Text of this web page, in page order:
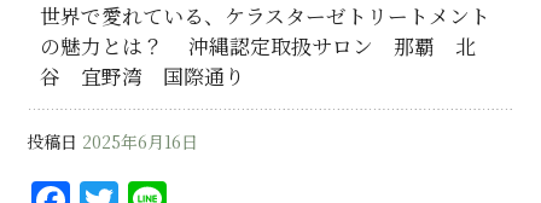
世界で愛れている、ケラスターゼトリートメント
の魅力とは？ 沖縄認定取扱サロン 那覇 北
谷 宜野湾 国際通り
投稿日 2025年6月16日